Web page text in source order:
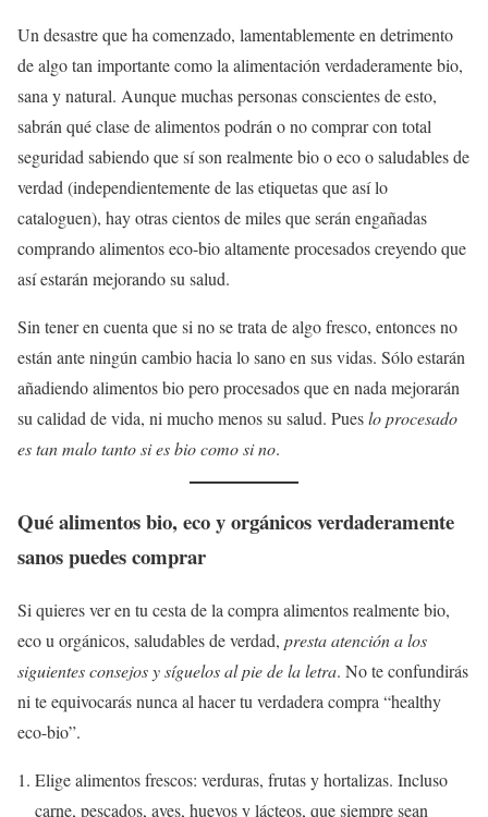
Un desastre que ha comenzado, lamentablemente en detrimento
de algo tan importante como la alimentación verdaderamente bio,
sana y natural. Aunque muchas personas conscientes de esto,
sabrán qué clase de alimentos podrán o no comprar con total
seguridad sabiendo que sí son realmente bio o eco o saludables de
verdad (independientemente de las etiquetas que así lo
cataloguen), hay otras cientos de miles que serán engañadas
comprando alimentos eco-bio altamente procesados creyendo que
así estarán mejorando su salud.
Sin tener en cuenta que si no se trata de algo fresco, entonces no
están ante ningún cambio hacia lo sano en sus vidas. Sólo estarán
añadiendo alimentos bio pero procesados que en nada mejorarán
su calidad de vida, ni mucho menos su salud. Pueslo procesado
es tan malo tanto si es bio como si no.
Qué alimentos bio, eco y orgánicos verdaderamente
sanos puedes comprar
Si quieres ver en tu cesta de la compra alimentos realmente bio,
eco u orgánicos, saludables de verdad, presta atención a los
siguientes consejos y síguelos al pie de la letra. No te confundirás
ni te equivocarás nunca al hacer tu verdadera compra “healthy
eco-bio”.
Elige alimentos frescos: verduras, frutas y hortalizas. Incluso
carne, pescados, aves, huevos y lácteos, que siempre sean